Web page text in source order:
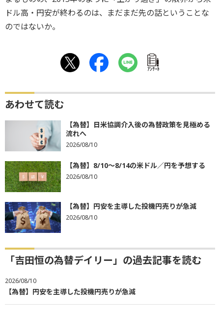
ドル高・円安が終わるのは、まだまだ先の話ということな
のではないか。
ｱﾝｹｰﾄ
あわせて読む
【為替】日米協調介入後の為替政策を見極める
流れへ
2026/08/10
【為替】8/10～8/14の米ドル／円を予想する
2026/08/10
【為替】円安を主導した投機円売りが急減
2026/08/10
「吉田恒の為替デイリー」の過去記事を読む
2026/08/10
【為替】円安を主導した投機円売りが急減